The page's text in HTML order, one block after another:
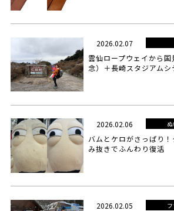
2026.02.07
雲仙ロープウェイから
念）＋長崎スタジアム
2026.02.06
バムとケロがさっぱり
み抜きでふんわり復活
2026.02.05